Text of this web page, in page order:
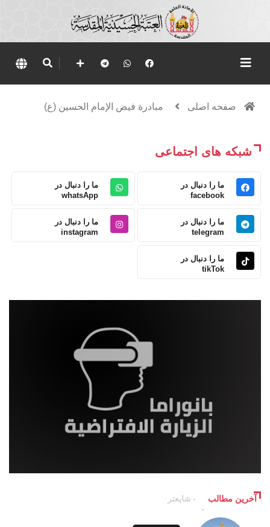
صفحه اصلی مبادرة فيض الإمام الحسين (ع)
شبکه های اجتماعی
ما را دنبال در
facebook
ما را دنبال در
whatsApp
ما را دنبال در
telegram
ما را دنبال در
instagram
ما را دنبال در
tikTok
آخرین مطالب شایعتر